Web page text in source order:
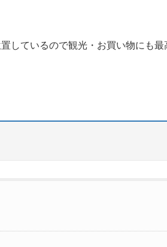
しているので観光・お買い物にも最